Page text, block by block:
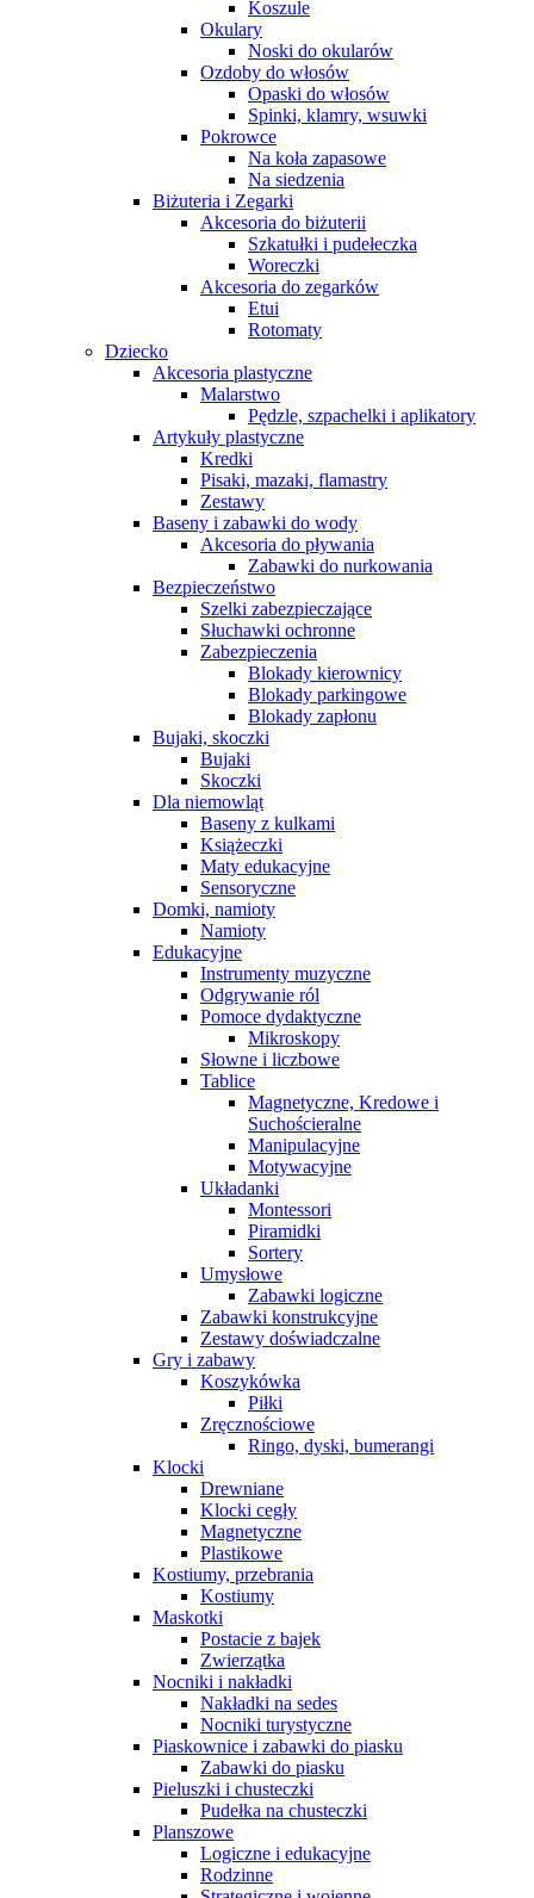
Koszule
Okulary
Noski do okularów
Ozdoby do włosów
Opaski do włosów
Spinki, klamry, wsuwki
Pokrowce
Na koła zapasowe
Na siedzenia
Biżuteria i Zegarki
Akcesoria do biżuterii
Szkatułki i pudełeczka
Woreczki
Akcesoria do zegarków
Etui
Rotomaty
Dziecko
Akcesoria plastyczne
Malarstwo
Pędzle, szpachelki i aplikatory
Artykuły plastyczne
Kredki
Pisaki, mazaki, flamastry
Zestawy
Baseny i zabawki do wody
Akcesoria do pływania
Zabawki do nurkowania
Bezpieczeństwo
Szelki zabezpieczające
Słuchawki ochronne
Zabezpieczenia
Blokady kierownicy
Blokady parkingowe
Blokady zapłonu
Bujaki, skoczki
Bujaki
Skoczki
Dla niemowląt
Baseny z kulkami
Książeczki
Maty edukacyjne
Sensoryczne
Domki, namioty
Namioty
Edukacyjne
Instrumenty muzyczne
Odgrywanie ról
Pomoce dydaktyczne
Mikroskopy
Słowne i liczbowe
Tablice
Magnetyczne, Kredowe i
Suchościeralne
Manipulacyjne
Motywacyjne
Układanki
Montessori
Piramidki
Sortery
Umysłowe
Zabawki logiczne
Zabawki konstrukcyjne
Zestawy doświadczalne
Gry i zabawy
Koszykówka
Piłki
Zręcznościowe
Ringo, dyski, bumerangi
Klocki
Drewniane
Klocki cegły
Magnetyczne
Plastikowe
Kostiumy, przebrania
Kostiumy
Maskotki
Postacie z bajek
Zwierzątka
Nocniki i nakładki
Nakładki na sedes
Nocniki turystyczne
Piaskownice i zabawki do piasku
Zabawki do piasku
Pieluszki i chusteczki
Pudełka na chusteczki
Planszowe
Logiczne i edukacyjne
Rodzinne